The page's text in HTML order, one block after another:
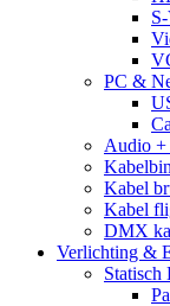
PC &
Audio +
Kabel
Kabel
DMX
Verlichting &
Statisch